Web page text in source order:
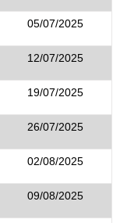
05/07/2025
12/07/2025
19/07/2025
26/07/2025
02/08/2025
09/08/2025